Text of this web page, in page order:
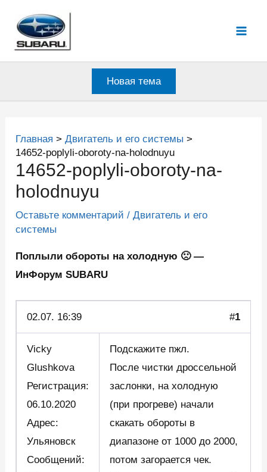
содержимому
Новая тема
Главная
Двигатель и его системы
14652-poplyli-oboroty-na-holodnuyu
14652-poplyli-oboroty-na-
holodnuyu
Оставьте комментарий /Двигатель и его
системы
Поплыли обороты на холодную 🙁 —
ИнФорум SUBARU
02.07. 16:39 #1
Vicky
Glushkova
Регистрация:
06.10.2020
Адрес:
Ульяновск
Сообщений:
Подскажите пжл.
После чистки дроссельной
заслонки, на холодную
(при прогреве) начали
скакать обороты в
диапазоне от 1000 до 2000,
потом загорается чек.